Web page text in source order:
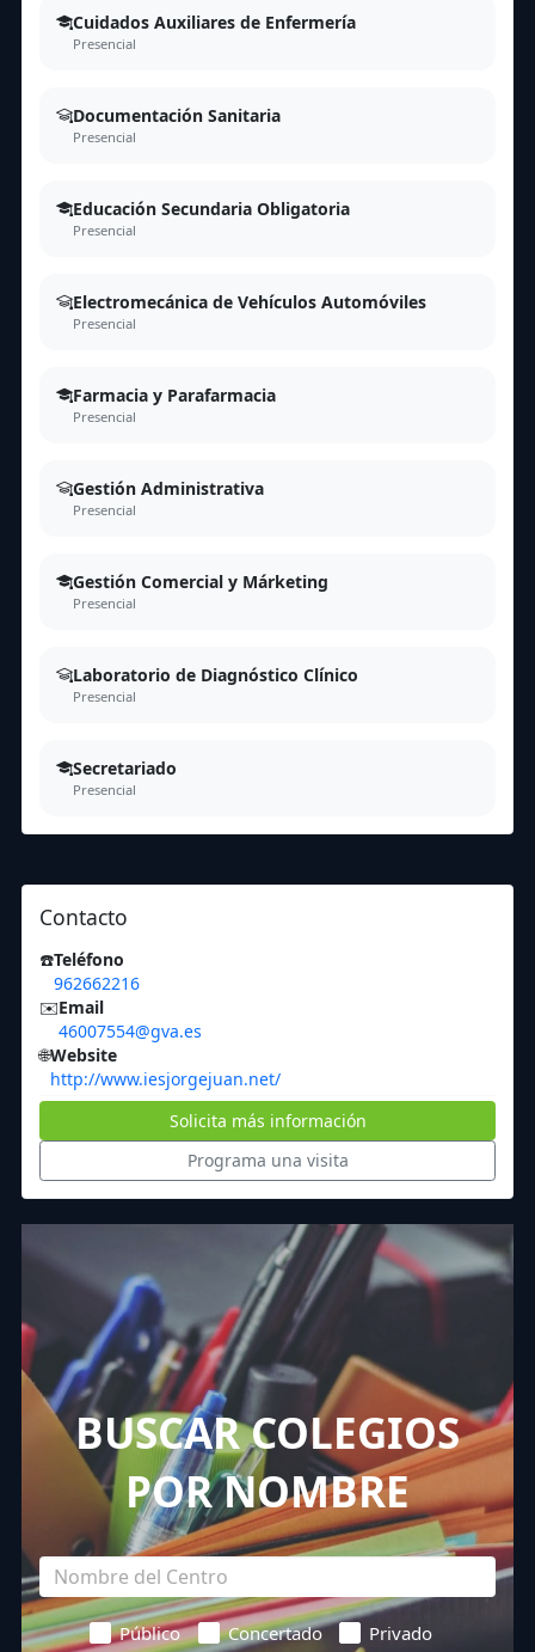
Cuidados Auxiliares de Enfermería
Presencial
Documentación Sanitaria
Presencial
Educación Secundaria Obligatoria
Presencial
Electromecánica de Vehículos Automóviles
Presencial
Farmacia y Parafarmacia
Presencial
Gestión Administrativa
Presencial
Gestión Comercial y Márketing
Presencial
Laboratorio de Diagnóstico Clínico
Presencial
Secretariado
Presencial
Contacto
☎️Teléfono
962662216
✉️Email
46007554@gva.es
🌐Website
http://www.iesjorgejuan.net/
Solicita más información
Programa una visita
BUSCAR COLEGIOS
POR NOMBRE
Público Concertado
Privado